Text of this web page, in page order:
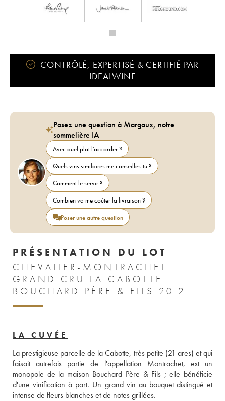
CONTRÔLÉ, EXPERTISÉ & CERTIFIÉ PAR
IDEALWINE
Posez une question à Margaux, notre
sommelière IA
Avec quel plat l'accorder ?
Quels vins similaires me conseilles-tu ?
Comment le servir ?
Combien va me coûter la livraison ?
Poser une autre question
PRÉSENTATION DU LOT
CHEVALIER-MONTRACHET
GRAND CRU LA CABOTTE
BOUCHARD PÈRE & FILS 2012
LA CUVÉE
La prestigieuse parcelle de la Cabotte, très petite (21 ares) et qui
faisait autrefois partie de l'appellation Montrachet, est un
monopole de la maison Bouchard Père & Fils ; elle bénéficie
d'une vinification à part. Un grand vin au bouquet distingué et
intense de fleurs blanches et de notes grillées.